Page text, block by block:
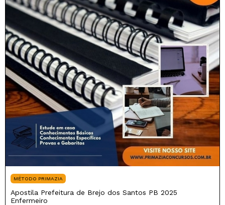
MÉTODO PRIMAZIA
Apostila Prefeitura de Brejo dos Santos PB 2025
Enfermeiro